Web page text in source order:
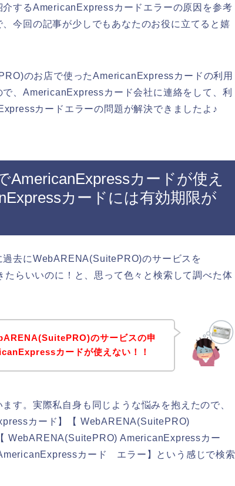
するAmericanExpressカードエラーの原因を参考
今回の記事が少しでもあなたのお役に立てると嬉
のお店で使ったAmericanExpressカードの利用
、AmericanExpressカード会社に連絡をして、利
カードエラーの問題が解決できましたよ♪
AmericanExpressカードが使え
カードには有効期限が
去にWebARENA(SuitePRO)のサービスを
らいいのに！と、思って色々と検索して調べた体
のサービスの申
カードが使えない！！
す。実際私自身も同じような悩みを抱えたので、
カード】【 WebARENA(SuitePRO)
AmericanExpressカー
カード エラー】という感じで検索